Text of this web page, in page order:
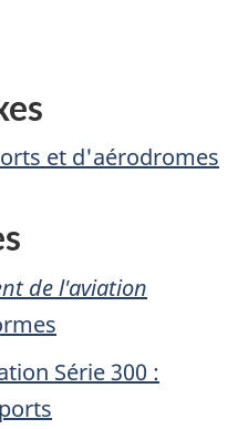
et d'aérodromes
de l'aviation
Série 300 :